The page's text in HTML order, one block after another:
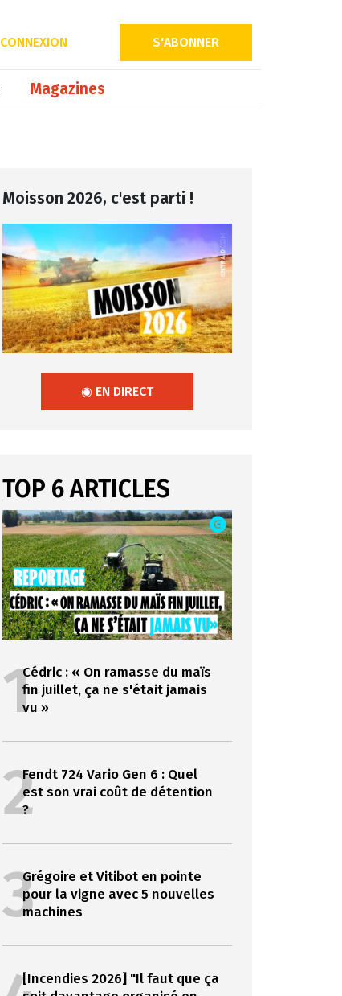
CONNEXION S'ABONNER
Magazines
Moisson 2026, c'est parti !
◉ EN DIRECT
TOP 6 ARTICLES
1Cédric : « On ramasse du maïs
fin juillet, ça ne s'était jamais
vu »
2Fendt 724 Vario Gen 6 : Quel
est son vrai coût de détention
?
3Grégoire et Vitibot en pointe
pour la vigne avec 5 nouvelles
machines
[Incendies 2026] "Il faut que ça